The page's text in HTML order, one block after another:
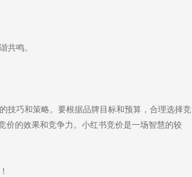
共鸣。
技巧和策略。要根据品牌目标和预算，合理选择竞
价的效果和竞争力。小红书竞价是一场智慧的较